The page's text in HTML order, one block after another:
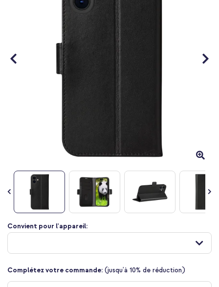
Passer
au
de
Galerie
d’images
Convient pour l'appareil:
Complétez votre commande: (jusqu'à 10% de réduction)